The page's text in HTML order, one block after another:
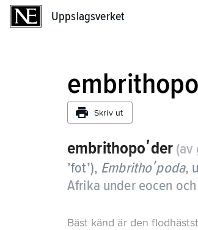
Uppslagsverket
Skriv ut
embrithopoʹder (av
’fot’), Embrithoʹpoda,
Afrika under eocen
Bäst känd är den